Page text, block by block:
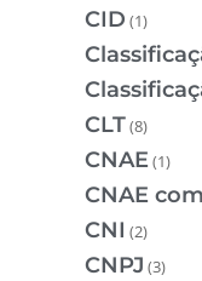
CID (1)
CLT(8)
CNAE(1)
CNAE
CNI (2)
CNPJ (3)